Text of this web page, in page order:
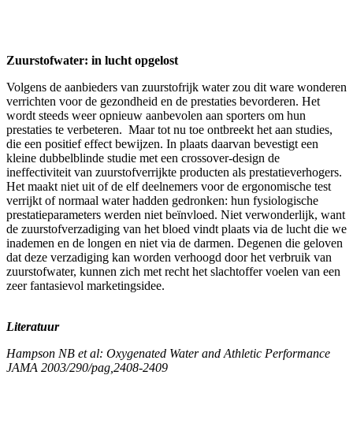
Zuurstofwater: in lucht opgelost
Volgens de aanbieders van zuurstofrijk water zou dit ware wonderen
verrichten voor de gezondheid en de prestaties bevorderen. Het
wordt steeds weer opnieuw aanbevolen aan sporters om hun
prestaties te verbeteren. Maar tot nu toe ontbreekt het aan studies,
die een positief effect bewijzen. In plaats daarvan bevestigt een
kleine dubbelblinde studie met een crossover-design de
ineffectiviteit van zuurstofverrijkte producten als prestatieverhogers.
Het maakt niet uit of de elf deelnemers voor de ergonomische test
verrijkt of normaal water hadden gedronken: hun fysiologische
prestatieparameters werden niet beïnvloed. Niet verwonderlijk, want
de zuurstofverzadiging van het bloed vindt plaats via de lucht die we
inademen en de longen en niet via de darmen. Degenen die geloven
dat deze verzadiging kan worden verhoogd door het verbruik van
zuurstofwater, kunnen zich met recht het slachtoffer voelen van een
zeer fantasievol marketingsidee.
Literatuur
Hampson NB et al: Oxygenated Water and Athletic Performance
JAMA 2003/290/pag,2408-2409